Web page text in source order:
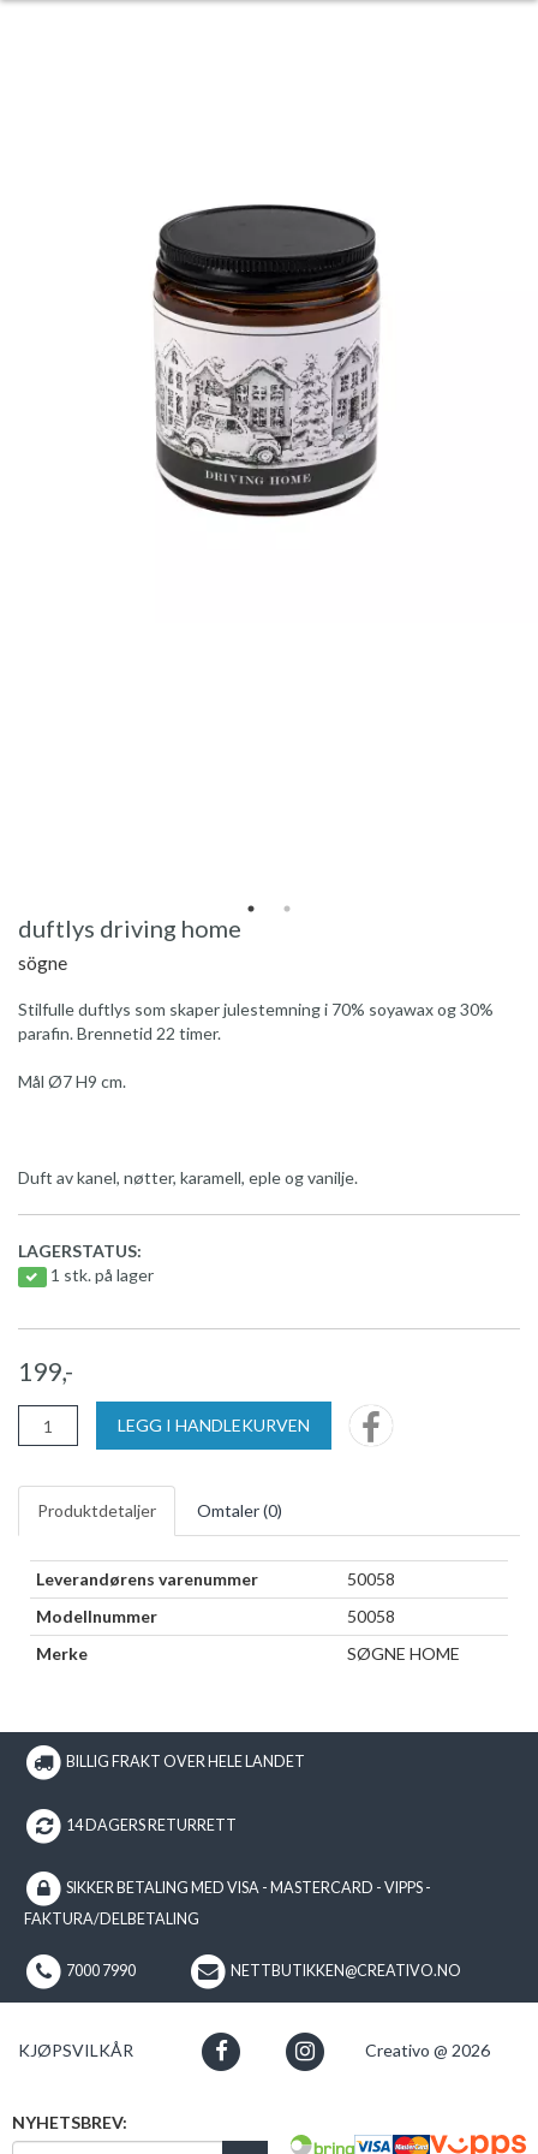
duftlys driving home
sögne
Stilfulle duftlys som skaper julestemning i 70% soyawax og 30%
parafin. Brennetid 22 timer.
Mål Ø7 H9 cm.
Duft av kanel, nøtter, karamell, eple og vanilje.
LAGERSTATUS:
1 stk. på lager
199,-
LEGG I HANDLEKURVEN
Produktdetaljer Omtaler (0)
Leverandørens varenummer
50058
Modellnummer
50058
Merke
SØGNE HOME
BILLIG FRAKT OVER HELE LANDET
14 DAGERS RETURRETT
SIKKER BETALING MED VISA - MASTERCARD - VIPPS -
FAKTURA/DELBETALING
7000 7990 NETTBUTIKKEN@CREATIVO.NO
KJØPSVILKÅR Creativo @ 2026
NYHETSBREV: